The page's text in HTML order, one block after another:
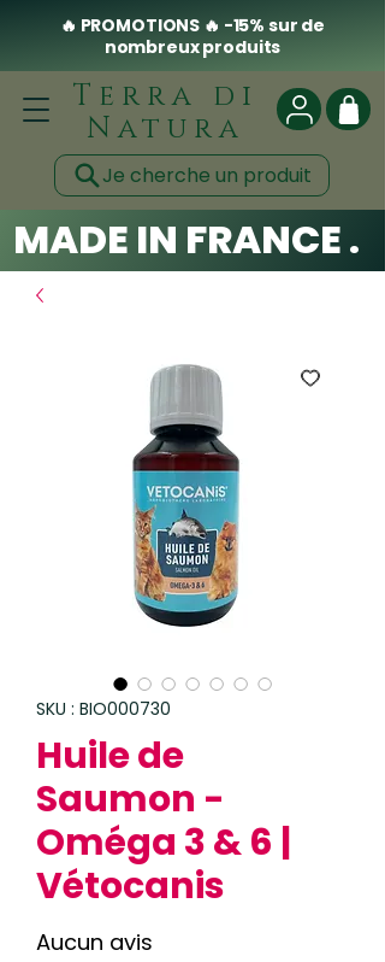
🔥 PROMOTIONS 🔥 -15% sur de
nombreux produits
Terra di
Natura
Je cherche un produit
MADE IN FRANCE .
SKU : BIO000730
Huile de
Saumon -
Oméga 3 & 6 |
Vétocanis
Aucun avis